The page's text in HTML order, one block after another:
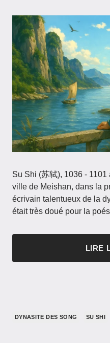
Su Shi (苏轼), 1036 -
ville de Meishan, dans la
écrivain talentueux de la
était très doué pour la
LIRE
DYNASITE DES SONG SU SHI